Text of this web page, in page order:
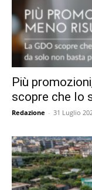
Più
scopre che lo
Redazione - 31 Luglio